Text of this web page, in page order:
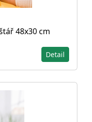
48x30 cm
Detail